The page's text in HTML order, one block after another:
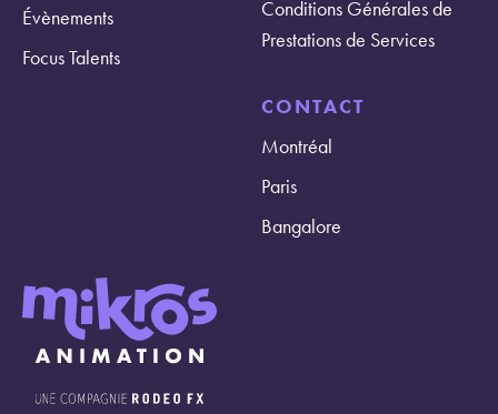
Évènements
Focus Talents
Conditions Générales de
Prestations de Services
CONTACT
Montréal
Paris
Bangalore